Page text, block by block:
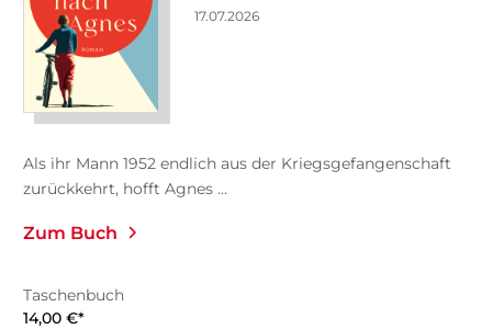
17.07.2026
Als ihr Mann 1952 endlich aus der Kriegsgefangenschaft
zurückkehrt, hofft Agnes ...
Zum Buch
Taschenbuch
14,00 €*